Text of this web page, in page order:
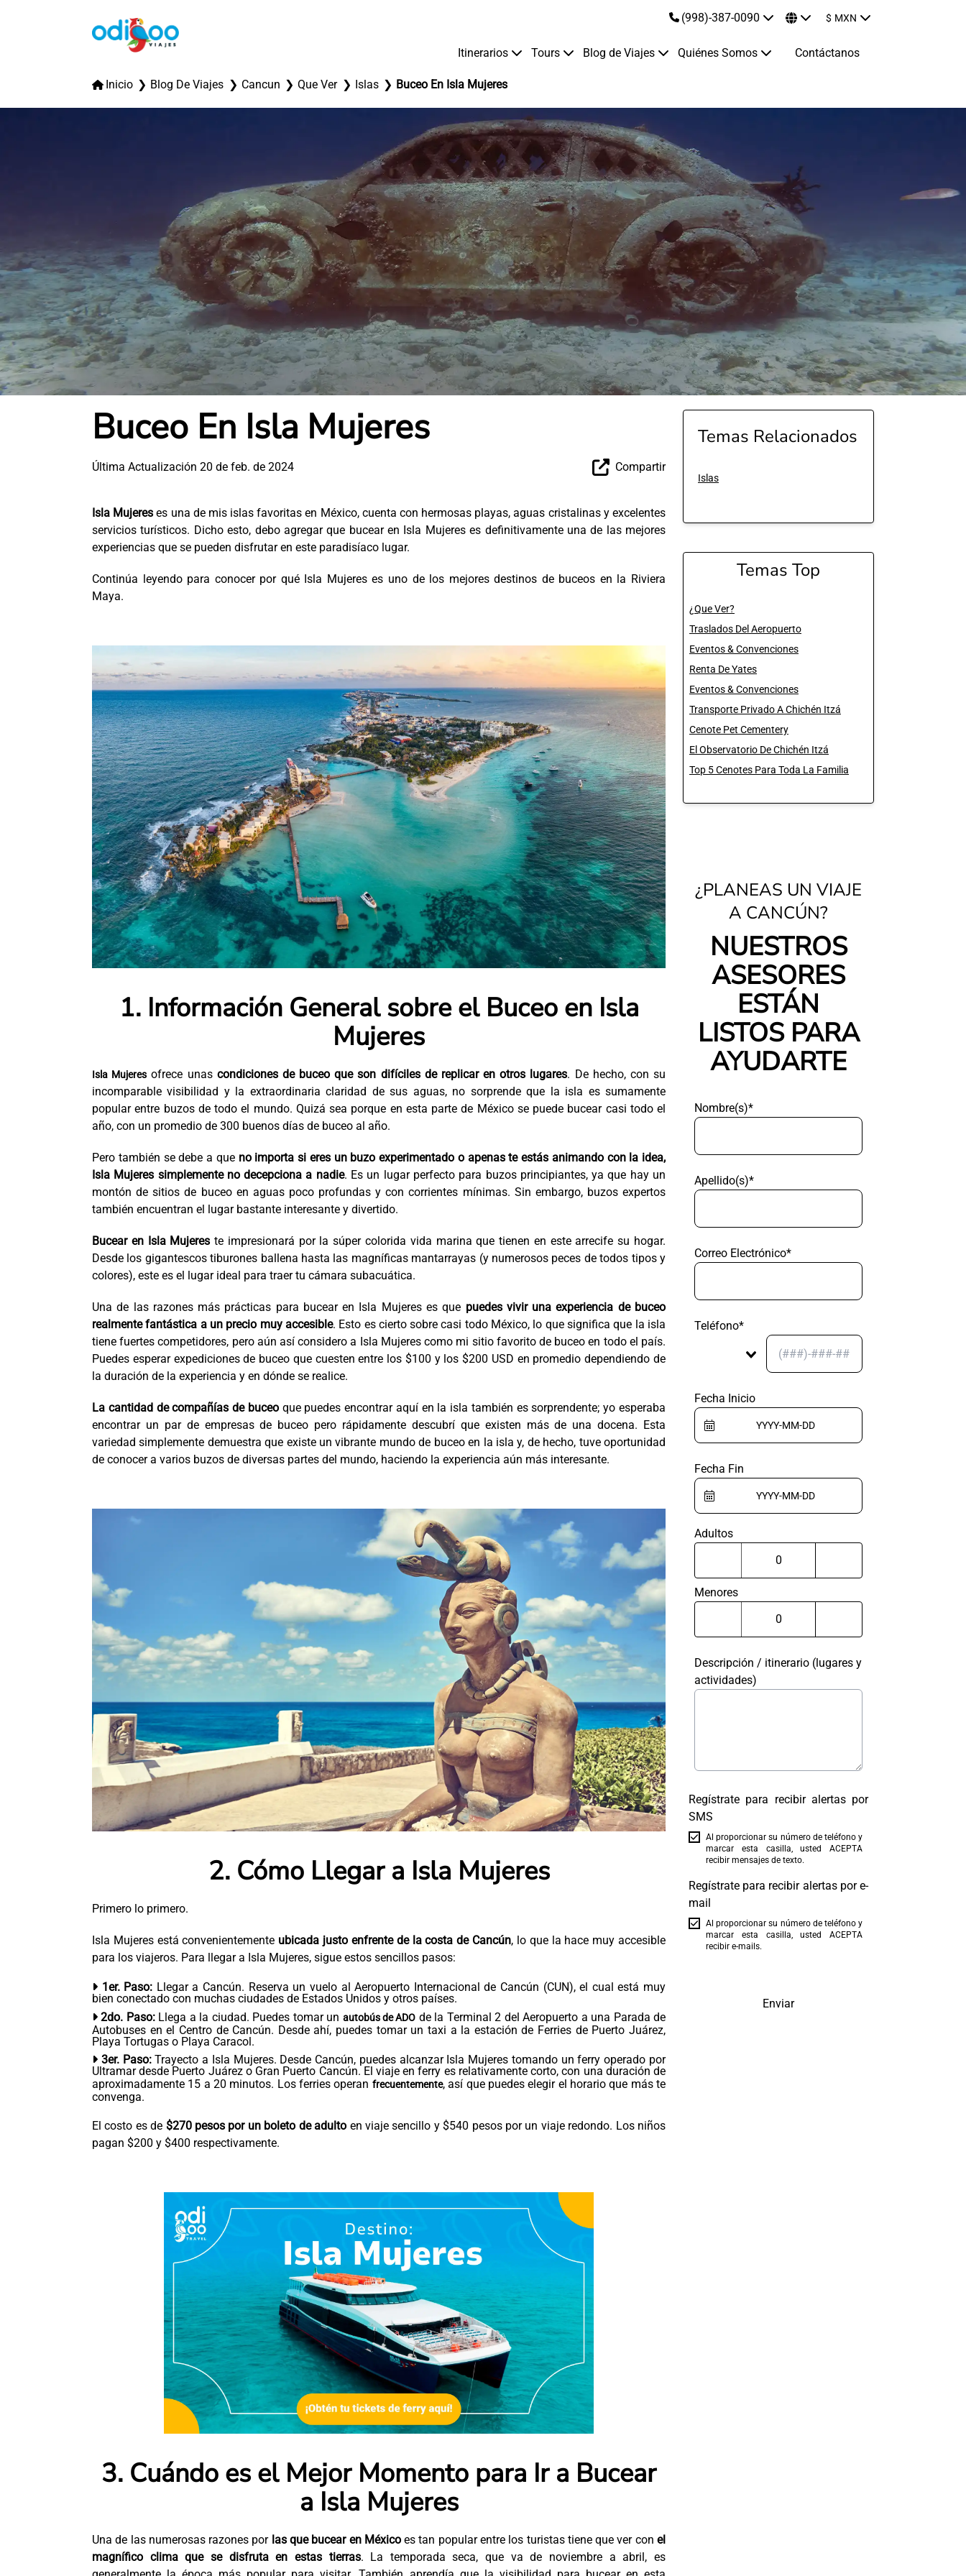
(998)-387-0090 $ MXN
Itinerarios Tours Blog de Viajes Quiénes Somos Contáctanos
Inicio Blog De Viajes Cancun Que Ver Islas Buceo En Isla Mujeres
Buceo En Isla Mujeres
Última Actualización 20 de feb. de 2024 Compartir
Isla Mujeres es una de mis islas favoritas en México, cuenta con hermosas playas, aguas cristalinas y excelentes
servicios turísticos. Dicho esto, debo agregar que bucear en Isla Mujeres es definitivamente una de las mejores
experiencias que se pueden disfrutar en este paradisíaco lugar.
Continúa leyendo para conocer por qué Isla Mujeres es uno de los mejores destinos de buceos en la Riviera
Maya.
1. Información General sobre el Buceo en Isla
Mujeres
Isla Mujeres ofrece unas condiciones de buceo que son difíciles de replicar en otros lugares. De hecho, con su
incomparable visibilidad y la extraordinaria claridad de sus aguas, no sorprende que la isla es sumamente
popular entre buzos de todo el mundo. Quizá sea porque en esta parte de México se puede bucear casi todo el
año, con un promedio de 300 buenos días de buceo al año.
Pero también se debe a que no importa si eres un buzo experimentado o apenas te estás animando con la idea,
Isla Mujeres simplemente no decepciona a nadie. Es un lugar perfecto para buzos principiantes, ya que hay un
montón de sitios de buceo en aguas poco profundas y con corrientes mínimas. Sin embargo, buzos expertos
también encuentran el lugar bastante interesante y divertido.
Bucear en Isla Mujeres te impresionará por la súper colorida vida marina que tienen en este arrecife su hogar.
Desde los gigantescos tiburones ballena hasta las magníficas mantarrayas (y numerosos peces de todos tipos y
colores), este es el lugar ideal para traer tu cámara subacuática.
Una de las razones más prácticas para bucear en Isla Mujeres es que puedes vivir una experiencia de buceo
realmente fantástica a un precio muy accesible. Esto es cierto sobre casi todo México, lo que significa que la isla
tiene fuertes competidores, pero aún así considero a Isla Mujeres como mi sitio favorito de buceo en todo el país.
Puedes esperar expediciones de buceo que cuesten entre los $100 y los $200 USD en promedio dependiendo de
la duración de la experiencia y en dónde se realice.
La cantidad de compañías de buceoque puedes encontrar aquí en la isla también es sorprendente; yo esperaba
encontrar un par de empresas de buceo pero rápidamente descubrí que existen más de una docena. Esta
variedad simplemente demuestra que existe un vibrante mundo de buceo en la isla y, de hecho, tuve oportunidad
de conocer a varios buzos de diversas partes del mundo, haciendo la experiencia aún más interesante.
2. Cómo Llegar a Isla Mujeres
Primero lo primero.
Isla Mujeres está convenientemente ubicada justo enfrente de la costa de Cancún, lo que la hace muy accesible
para los viajeros. Para llegar a Isla Mujeres, sigue estos sencillos pasos:
1er. Paso: Llegar a Cancún. Reserva un vuelo al Aeropuerto Internacional de Cancún (CUN), el cual está muy
bien conectado con muchas ciudades de Estados Unidos y otros países.
2do. Paso:Llega a la ciudad. Puedes tomar un autobús de ADO de la Terminal 2 del Aeropuerto a una Parada de
Autobuses en el Centro de Cancún. Desde ahí, puedes tomar un taxi a la estación de Ferries de Puerto Juárez,
Playa Tortugas o Playa Caracol.
3er. Paso:Trayecto a Isla Mujeres. Desde Cancún, puedes alcanzar Isla Mujeres tomando un ferry operado por
Ultramar desde Puerto Juárez o Gran Puerto Cancún. El viaje en ferry es relativamente corto, con una duración de
aproximadamente 15 a 20 minutos. Los ferries operan frecuentemente, así que puedes elegir el horario que más te
convenga.
El costo es de $270 pesos por un boleto de adulto en viaje sencillo y $540 pesos por un viaje redondo. Los niños
pagan $200 y $400 respectivamente.
3. Cuándo es el Mejor Momento para Ir a Bucear
a Isla Mujeres
Una de las numerosas razones por las que bucear en Méxicoes tan popular entre los turistas tiene que ver conel
magnífico clima que se disfruta en estas tierras. La temporada seca, que va de noviembre a abril, es
Temas Relacionados
Islas
Temas Top
¿Que Ver?
Traslados Del Aeropuerto
Eventos & Convenciones
Renta De Yates
Eventos & Convenciones
Transporte Privado A Chichén Itzá
Cenote Pet Cementery
El Observatorio De Chichén Itzá
Top 5 Cenotes Para Toda La Familia
¿PLANEAS UN VIAJE
A CANCÚN?
NUESTROS
ASESORES
ESTÁN
LISTOS PARA
AYUDARTE
Nombre(s)*
Apellido(s)*
Correo Electrónico*
Teléfono*
Fecha Inicio
Fecha Fin
Adultos
Menores
Descripción / itinerario (lugares y
actividades)
Regístrate para recibir alertas por
SMS
Al proporcionar su número de teléfono y
marcar esta casilla, usted ACEPTA
recibir mensajes de texto.
Regístrate para recibir alertas por e-
mail
Al proporcionar su número de teléfono y
marcar esta casilla, usted ACEPTA
recibir e-mails.
Enviar